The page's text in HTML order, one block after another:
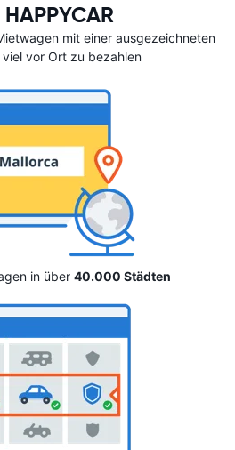
mit einer ausgezeichneten
vor Ort zu bezahlen
in über 40.000 Städten